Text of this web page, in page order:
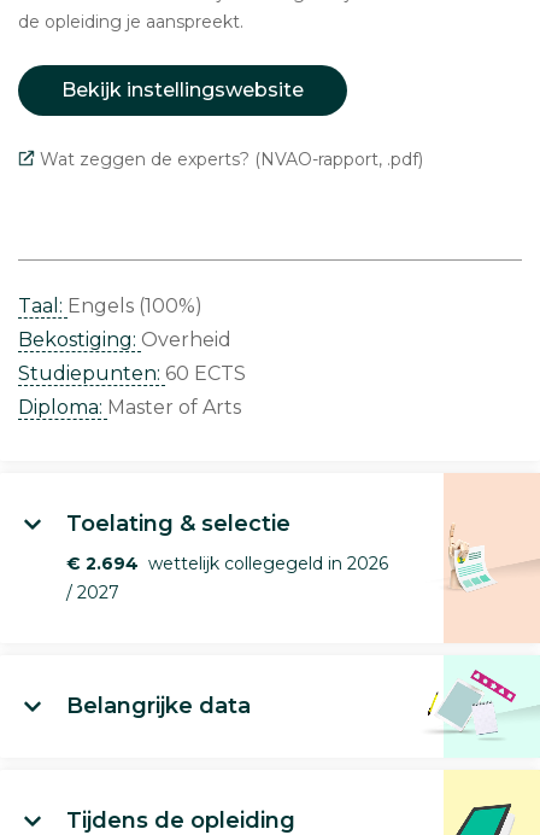
de opleiding je aanspreekt.
Bekijk instellingswebsite
Wat zeggen de experts? (NVAO-rapport, .pdf)
Taal: Engels (100%)
Bekostiging: Overheid
Studiepunten: 60 ECTS
Diploma: Master of Arts
Toelating & selectie
€ 2.694 wettelijk collegegeld in 2026
/ 2027
Belangrijke data
Tijdens de opleiding